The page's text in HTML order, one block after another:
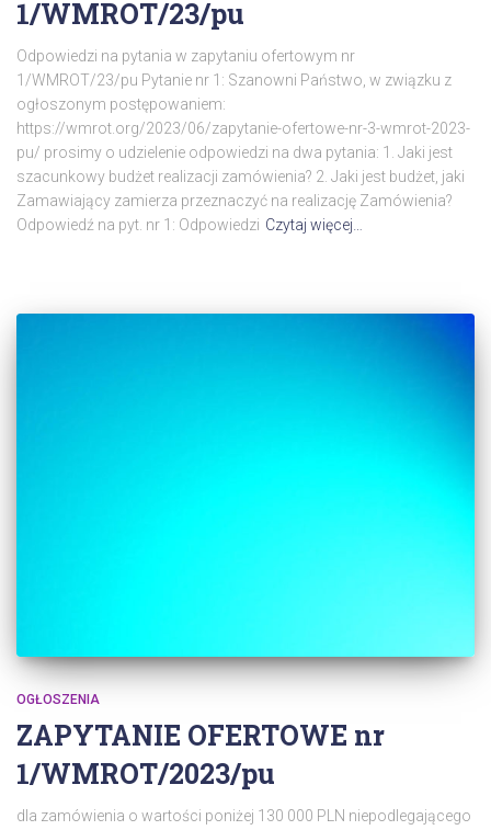
1/WMROT/23/pu
Odpowiedzi na pytania w zapytaniu ofertowym nr
1/WMROT/23/pu Pytanie nr 1: Szanowni Państwo, w związku z
ogłoszonym postępowaniem:
https://wmrot.org/2023/06/zapytanie-ofertowe-nr-3-wmrot-2023-
pu/ prosimy o udzielenie odpowiedzi na dwa pytania: 1. Jaki jest
szacunkowy budżet realizacji zamówienia? 2. Jaki jest budżet, jaki
Zamawiający zamierza przeznaczyć na realizację Zamówienia?
Odpowiedź na pyt. nr 1: Odpowiedzi Czytaj więcej…
OGŁOSZENIA
ZAPYTANIE OFERTOWE nr
1/WMROT/2023/pu
dla zamówienia o wartości poniżej 130 000 PLN niepodlegającego